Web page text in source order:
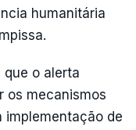
humanitária
que o alerta
os mecanismos
implementação de